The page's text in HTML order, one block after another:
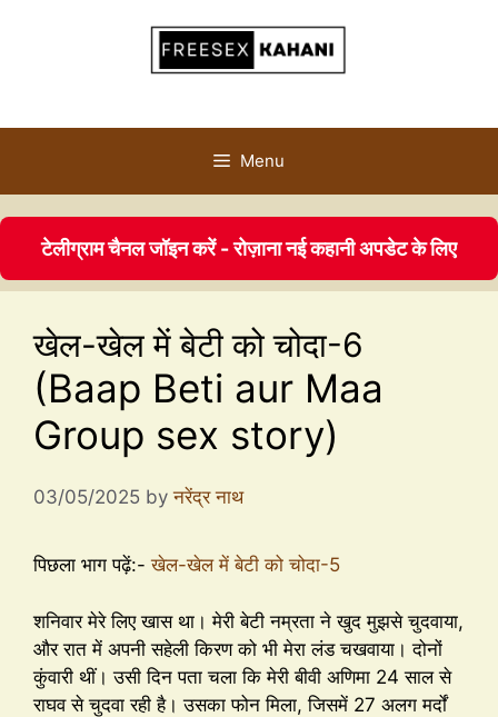
Menu
टेलीग्राम चैनल जॉइन करें - रोज़ाना नई कहानी अपडेट के लिए
खेल-खेल में बेटी को चोदा-6
(Baap Beti aur Maa
Group sex story)
03/05/2025 byनरेंद्र नाथ
पिछला भाग पढ़ें:-खेल-खेल में बेटी को चोदा-5
शनिवार मेरे लिए खास था। मेरी बेटी नम्रता ने खुद मुझसे चुदवाया,
और रात में अपनी सहेली किरण को भी मेरा लंड चखवाया। दोनों
कुंवारी थीं। उसी दिन पता चला कि मेरी बीवी अणिमा 24 साल से
राघव से चुदवा रही है। उसका फोन मिला, जिसमें 27 अलग मर्दों